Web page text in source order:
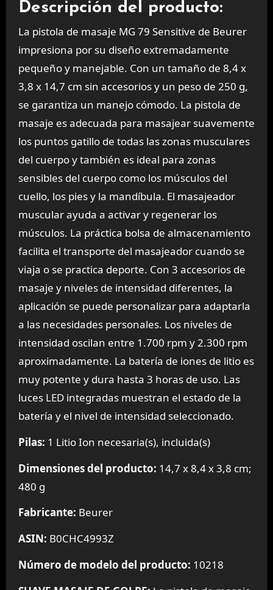
Descripción del producto:
La pistola de masaje MG 79 Sensitive de Beurer
impresiona por su diseño extremadamente
pequeño y manejable. Con un tamaño de 8,4 x
3,8 x 14,7 cm sin accesorios y un peso de 250 g,
se garantiza un manejo cómodo. La pistola de
masaje es adecuada para masajear suavemente
los puntos gatillo de todas las zonas musculares
del cuerpo y también es ideal para zonas
sensibles del cuerpo como los músculos del
cuello, los pies y la mandíbula. El masajeador
muscular ayuda a activar y regenerar los
músculos. La práctica bolsa de almacenamiento
facilita el transporte del masajeador cuando se
viaja o se practica deporte. Con 3 accesorios de
masaje y niveles de intensidad diferentes, la
aplicación se puede personalizar para adaptarla
a las necesidades personales. Los niveles de
intensidad oscilan entre 1.700 rpm y 2.300 rpm
aproximadamente. La batería de iones de litio es
muy potente y dura hasta 3 horas de uso. Las
luces LED integradas muestran el estado de la
batería y el nivel de intensidad seleccionado.
Pilas: 1 Litio Ion necesaria(s), incluida(s)
Dimensiones del producto: 14,7 x 8,4 x 3,8 cm;
480 g
Fabricante: Beurer
ASIN: B0CHC4993Z
Número de modelo del producto: 10218